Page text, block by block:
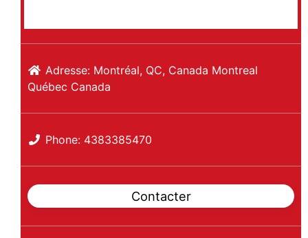
Adresse: Montréal, QC, Canada Montreal
Québec Canada
Phone: 4383385470
Contacter